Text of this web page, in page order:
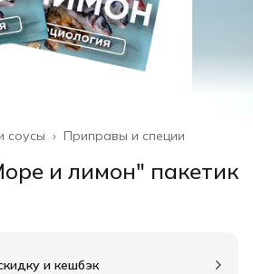
Приправы и специи
соусы ›
и лимон" пакетик
и кешбэк